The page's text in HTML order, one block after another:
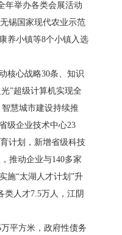
年举办各类会展活动
锡国家现代农业示范
养小镇等8个小镇入选
核心战略30条、知识
”超级计算机实现全
慧城市建设持续推
级企业技术中心23
计划，新增省级科技
推动企业与140多家
施“太湖人才计划”升
类人才7.5万人，江阴
平方米，政府性债务